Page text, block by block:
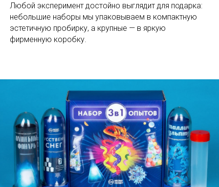
Любой эксперимент достойно выглядит для подарка:
небольшие наборы мы упаковываем в компактную
эстетичную пробирку, а крупные — в яркую
фирменную коробку.